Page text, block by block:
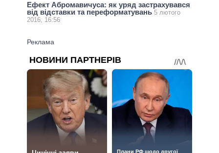
Ефект Абромавичуса: як уряд застрахувався
від відставки та переформатувань 5 лютого
2016, 16:56